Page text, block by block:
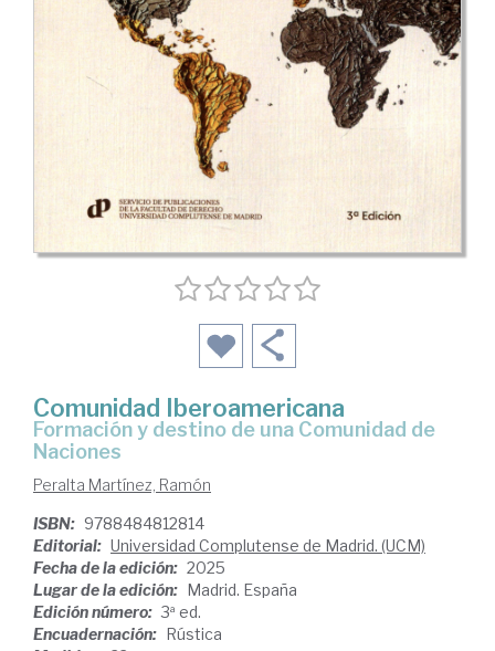
Comunidad Iberoamericana
Formación y destino de una Comunidad de
Naciones
Peralta Martínez, Ramón
ISBN: 9788484812814
Editorial: Universidad Complutense de Madrid. (UCM)
Fecha de la edición: 2025
Lugar de la edición: Madrid. España
Edición número: 3ª ed.
Encuadernación: Rústica